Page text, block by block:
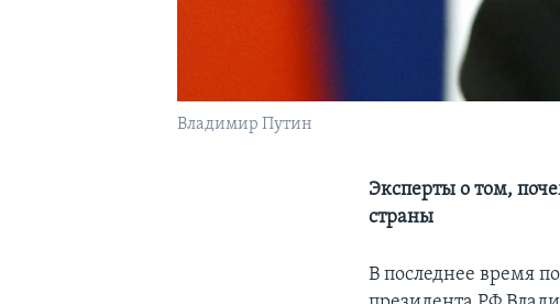
Владимир Путин
Эксперты о том,
страны
В последнее время